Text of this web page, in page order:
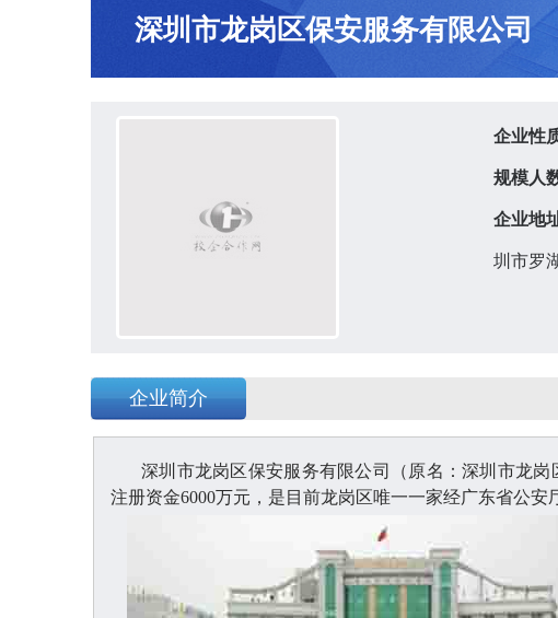
深圳市龙岗区保安服务有限公司
企业性
规模人
企业地
圳市罗
企业简介
深圳市龙岗区保安服务有限公司（原名：深圳市龙
注册资金6000万元，是目前龙岗区唯一一家经广东省公安